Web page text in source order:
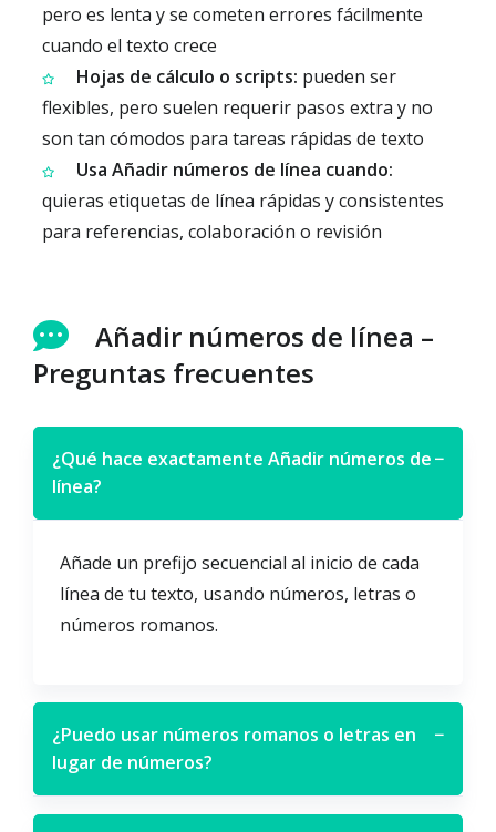
pero es lenta y se cometen errores fácilmente
cuando el texto crece
Hojas de cálculo o scripts: pueden ser
flexibles, pero suelen requerir pasos extra y no
son tan cómodos para tareas rápidas de texto
Usa Añadir números de línea cuando:
quieras etiquetas de línea rápidas y consistentes
para referencias, colaboración o revisión
Añadir números de línea –
Preguntas frecuentes
¿Qué hace exactamente Añadir números de
línea?
−
Añade un prefijo secuencial al inicio de cada
línea de tu texto, usando números, letras o
números romanos.
¿Puedo usar números romanos o letras en
lugar de números?
−